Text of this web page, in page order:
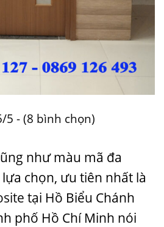
5 - (8 bình chọn)
như màu mã đa
chọn, ưu tiên nhất là
tại Hồ Biểu Chánh
phố Hồ Chí Minh nói